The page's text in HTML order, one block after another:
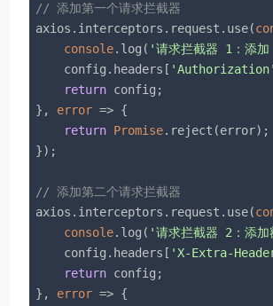
// 添加第一个请求拦截器
axios.interceptors.request.use(
console.log( '请求拦截器 1：添
    config.headers[
'Authorization'
return config;
}, error => {
return Promise.reject(error);
});
// 添加第二个请求拦截器
axios.interceptors.request.use(
console.log( '请求拦截器 2：添加
    config.headers[
'X-Extra-
return config;
}, error => {